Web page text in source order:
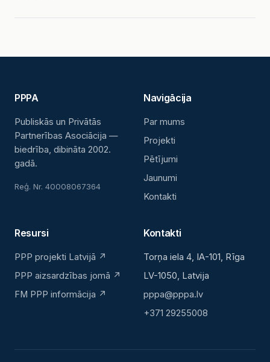
PPPA
Publiskās un Privātās
Partnerības Asociācija —
biedrība, dibināta 2002.
gadā.
Reģ. Nr. 40008067364
Navigācija
Par mums
Projekti
Pētījumi
Jaunumi
Kontakti
Resursi
PPP projekti Latvijā ↗
PPP aizsardzības jomā ↗
FM PPP informācija ↗
Kontakti
Torņa iela 4, IA-101, Rīga
LV-1050, Latvija
pppa@pppa.lv
+371 29255008